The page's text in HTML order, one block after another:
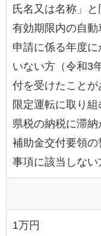
氏名又は名称」
有効期限内の自
申請に係る年度
いない方（令和3
付を受けたことが
限定運転に取り
県税の納税に滞納
補助金交付要領
事項に該当しない
1万円